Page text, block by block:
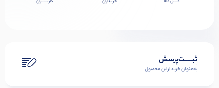
کــــل کالا
خریداران
کاربـــــران
ثبـــــت‌پرسش
به‌عنوان ‌خریدار‌این‌ محصول